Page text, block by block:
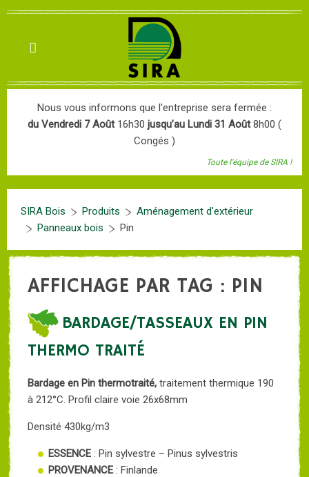
Nous vous informons que l'entreprise sera fermée :
du Vendredi 7 Août 16h30 jusqu’au Lundi 31 Août8h00 (
Congés )
Toute l'équipe de SIRA !
SIRA Bois Produits
Aménagement d'extérieur
Panneaux bois
Pin
AFFICHAGE PAR TAG : PIN
BARDAGE/TASSEAUX EN PIN
THERMO TRAITÉ
Bardage en Pin thermotraité, traitement thermique 190
à 212°C. Profil claire voie 26x68mm
Densité 430kg/m3
ESSENCE : Pin sylvestre – Pinus sylvestris
PROVENANCE : Finlande